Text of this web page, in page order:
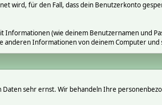
wird, für den Fall, dass dein Benutzerkonto
(wie deinem Benutzernamen und
anderen Informationen von deinem Computer
sehr ernst. Wir behandeln Ihre